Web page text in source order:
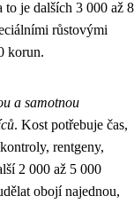
to je dalších 3 000 až 8
růstovými
korun.
a samotnou
. Kost potřebuje čas,
rentgeny,
2 000 až 5 000
obojí najednou,